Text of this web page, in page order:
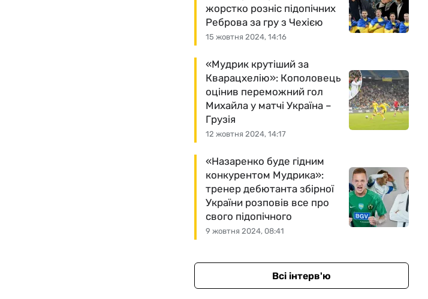
15 жовтня 2024, 14:16
жорстко розніс підопічних
Реброва за гру з Чехією
12 жовтня 2024, 14:17
«Мудрик крутіший за
Кварацхелію»: Кополовець
оцінив переможний гол
Михайла у матчі Україна –
Грузія
9 жовтня 2024, 08:41
«Назаренко буде гідним
конкурентом Мудрика»:
тренер дебютанта збірної
України розповів все про
свого підопічного
Всі інтерв'ю